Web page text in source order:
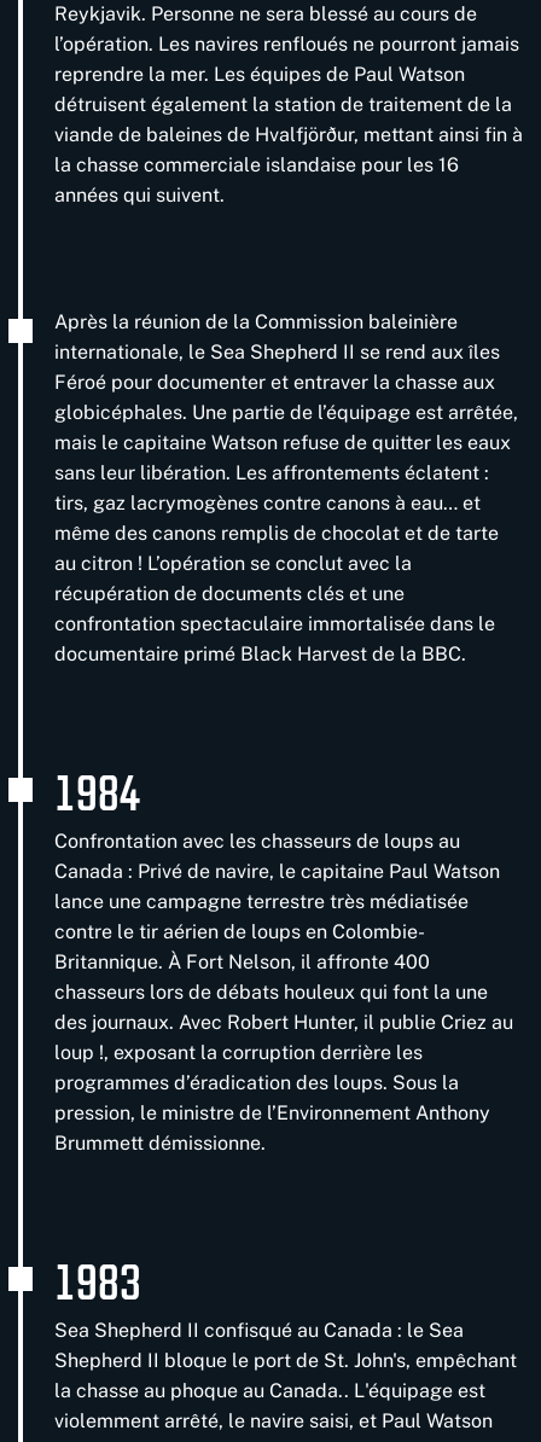
Reykjavik. Personne ne sera blessé au cours de
l’opération. Les navires renfloués ne pourront jamais
reprendre la mer. Les équipes de Paul Watson
détruisent également la station de traitement de la
viande de baleines de Hvalfjörður, mettant ainsi fin à
la chasse commerciale islandaise pour les 16
années qui suivent.
Après la réunion de la Commission baleinière
internationale, le Sea Shepherd II se rend aux îles
Féroé pour documenter et entraver la chasse aux
globicéphales. Une partie de l’équipage est arrêtée,
mais le capitaine Watson refuse de quitter les eaux
sans leur libération. Les affrontements éclatent :
tirs, gaz lacrymogènes contre canons à eau… et
même des canons remplis de chocolat et de tarte
au citron ! L’opération se conclut avec la
récupération de documents clés et une
confrontation spectaculaire immortalisée dans le
documentaire primé Black Harvest de la BBC.
1984
Confrontation avec les chasseurs de loups au
Canada : Privé de navire, le capitaine Paul Watson
lance une campagne terrestre très médiatisée
contre le tir aérien de loups en Colombie-
Britannique. À Fort Nelson, il affronte 400
chasseurs lors de débats houleux qui font la une
des journaux. Avec Robert Hunter, il publie Criez au
loup !, exposant la corruption derrière les
programmes d’éradication des loups. Sous la
pression, le ministre de l’Environnement Anthony
Brummett démissionne.
1983
Sea Shepherd II confisqué au Canada : le Sea
Shepherd II bloque le port de St. John's, empêchant
la chasse au phoque au Canada.. L'équipage est
violemment arrêté, le navire saisi, et Paul Watson